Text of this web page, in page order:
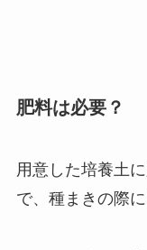
肥料は必要？
用意した培養土
で、種まきの際